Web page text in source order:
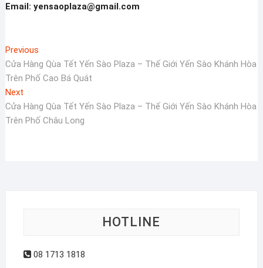
Email: yensaoplaza@gmail.com
Điều
hướng
bài
viết
PreviousPrevious
post:
Cửa Hàng Qùa Tết Yến Sào Plaza – Thế Giới Yến Sào Khánh Hòa
Trên Phố Cao Bá Quát
NextNext
post:
Cửa Hàng Qùa Tết Yến Sào Plaza – Thế Giới Yến Sào Khánh Hòa
Trên Phố Châu Long
HOTLINE
08 1713 1818